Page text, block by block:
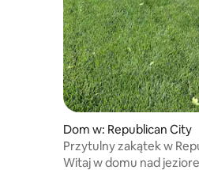
Dom w: Republican City
Przytulny zakątek w
Witaj w domu nad